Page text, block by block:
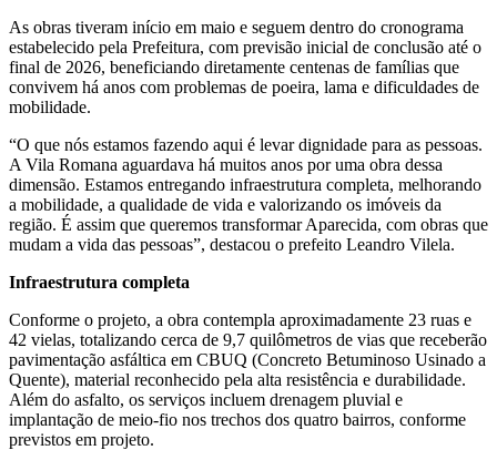
As obras tiveram início em maio e seguem dentro do cronograma
estabelecido pela Prefeitura, com previsão inicial de conclusão até o
final de 2026, beneficiando diretamente centenas de famílias que
convivem há anos com problemas de poeira, lama e dificuldades de
mobilidade.
“O que nós estamos fazendo aqui é levar dignidade para as pessoas.
A Vila Romana aguardava há muitos anos por uma obra dessa
dimensão. Estamos entregando infraestrutura completa, melhorando
a mobilidade, a qualidade de vida e valorizando os imóveis da
região. É assim que queremos transformar Aparecida, com obras que
mudam a vida das pessoas”, destacou o prefeito Leandro Vilela.
Infraestrutura completa
Conforme o projeto, a obra contempla aproximadamente 23 ruas e
42 vielas, totalizando cerca de 9,7 quilômetros de vias que receberão
pavimentação asfáltica em CBUQ (Concreto Betuminoso Usinado a
Quente), material reconhecido pela alta resistência e durabilidade.
Além do asfalto, os serviços incluem drenagem pluvial e
implantação de meio-fio nos trechos dos quatro bairros, conforme
previstos em projeto.